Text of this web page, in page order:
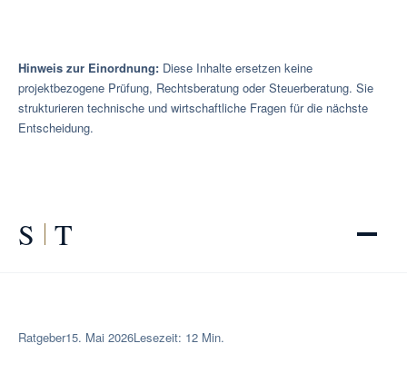
Hinweis zur Einordnung: Diese Inhalte ersetzen keine
projektbezogene Prüfung, Rechtsberatung oder Steuerberatung. Sie
strukturieren technische und wirtschaftliche Fragen für die nächste
Entscheidung.
S T
Ratgeber15. Mai 2026Lesezeit: 12 Min.